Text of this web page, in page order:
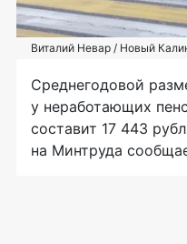
Виталий Невар / Новый
Среднегодовой
у неработающих
составит 17 443
на Минтруда